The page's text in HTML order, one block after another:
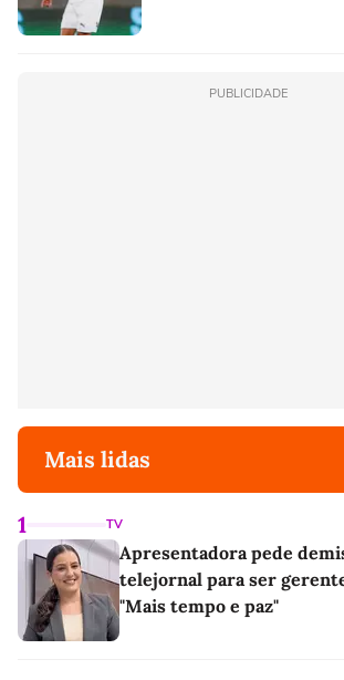
PUBLICIDADE
Mais lidas
1 TV
Apresentadora pede
telejornal para ser
"Mais tempo e paz"